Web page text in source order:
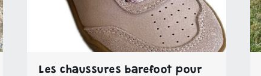
Les chaussures barefoot pour